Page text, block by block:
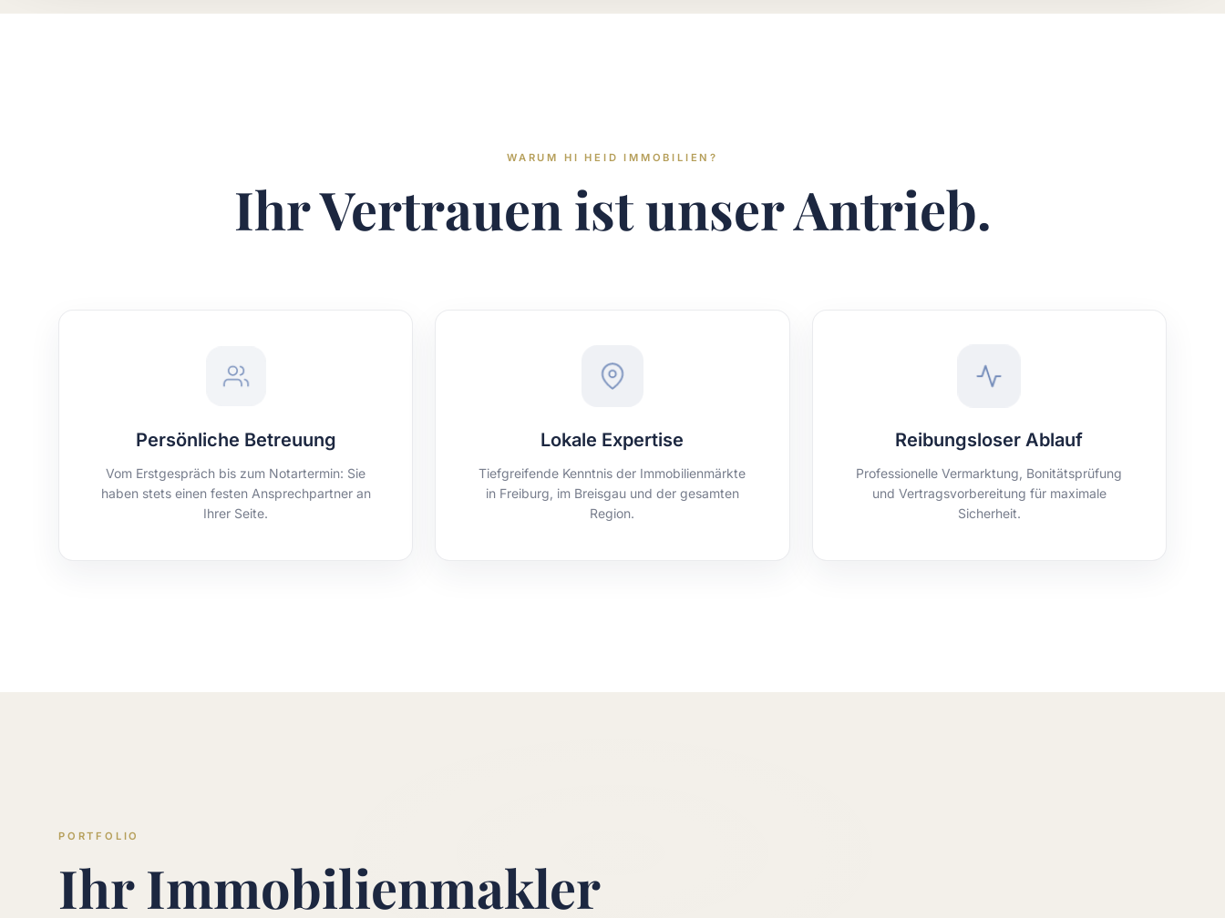
WARUM HI HEID IMMOBILIEN?
Ihr Vertrauen ist unserAntrieb.
Persönliche Betreuung
Vom Erstgespräch bis zum Notartermin: Sie
haben stets einen festen Ansprechpartner an
Ihrer Seite.
Lokale Expertise
Tiefgreifende Kenntnis der Immobilienmärkte
in Freiburg, im Breisgau und der gesamten
Region.
Reibungsloser Ablauf
Professionelle Vermarktung, Bonitätsprüfung
und Vertragsvorbereitung für maximale
Sicherheit.
PORTFOLIO
Ihr Immobilienmakler